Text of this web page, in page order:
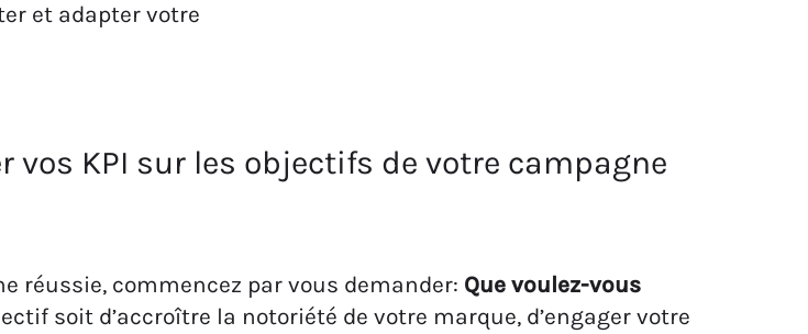
et adapter votre
vos KPI sur les objectifs de votre campagne
réussie, commencez par vous demander: Que voulez-vous
soit d’accroître la notoriété de votre marque, d’engager votre